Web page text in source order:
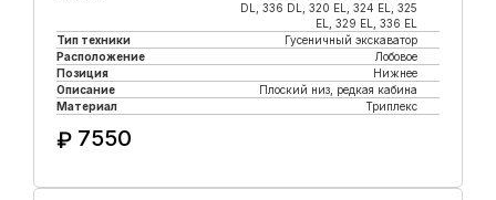
DL, 336 DL, 320 EL, 324 EL, 325
EL, 329 EL, 336 EL
Тип техники
Гусеничный экскаватор
Расположение
Лобовое
Позиция
Нижнее
Описание
Плоский низ, редкая кабина
Материал
Триплекс
₽ 7550